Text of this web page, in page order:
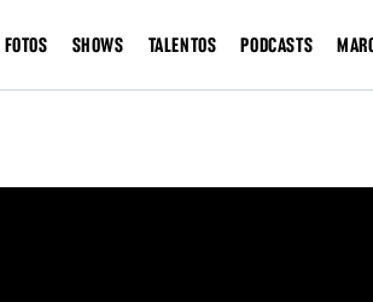
FOTOS SHOWS TALENTOS PODCASTS